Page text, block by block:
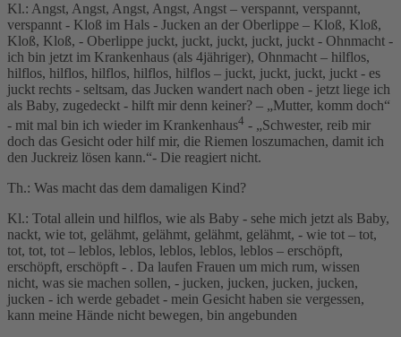
Kl.: Angst, Angst, Angst, Angst, Angst – verspannt, verspannt,
verspannt - Kloß im Hals - Jucken an der Oberlippe – Kloß, Kloß,
Kloß, Kloß, - Oberlippe juckt, juckt, juckt, juckt, juckt - Ohnmacht -
ich bin jetzt im Krankenhaus (als 4jähriger), Ohnmacht – hilflos,
hilflos, hilflos, hilflos, hilflos, hilflos – juckt, juckt, juckt, juckt - es
juckt rechts - seltsam, das Jucken wandert nach oben - jetzt liege ich
als Baby, zugedeckt - hilft mir denn keiner? – „Mutter, komm doch“
- mit mal bin ich wieder im Krankenhaus4 - „Schwester, reib mir
doch das Gesicht oder hilf mir, die Riemen loszumachen, damit ich
den Juckreiz lösen kann.“- Die reagiert nicht.
Th.: Was macht das dem damaligen Kind?
Kl.: Total allein und hilflos, wie als Baby - sehe mich jetzt als Baby,
nackt, wie tot, gelähmt, gelähmt, gelähmt, gelähmt, - wie tot – tot,
tot, tot, tot – leblos, leblos, leblos, leblos, leblos – erschöpft,
erschöpft, erschöpft - . Da laufen Frauen um mich rum, wissen
nicht, was sie machen sollen, - jucken, jucken, jucken, jucken,
jucken - ich werde gebadet - mein Gesicht haben sie vergessen,
kann meine Hände nicht bewegen, bin angebunden